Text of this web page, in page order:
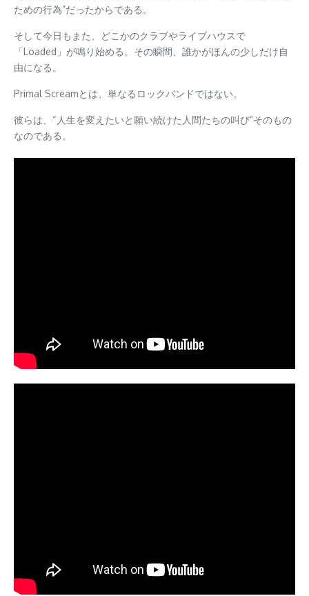
ための行為”だったからである。
そして今日もまた、どこかのクラブやライブハウスで
「Loaded」が鳴り始める。その瞬間、誰かがほんの少しだけ自
由になる。
Primal Screamとは、単なるロックバンドではない。
彼らは、“人生を変えたいと願い続けた人間たちの叫び”そのもの
なのである。